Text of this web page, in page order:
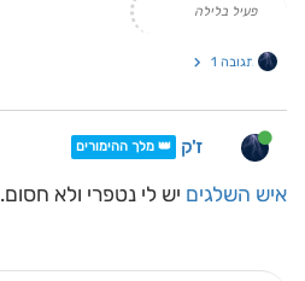
פעיל בלילה
תגובה 1
ז'ק 👑 מלך ההימורים
איש השלגים יש לי נטפרי ולא חסום.